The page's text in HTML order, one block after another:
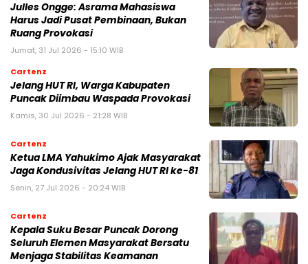
Julles Ongge: Asrama Mahasiswa
Harus Jadi Pusat Pembinaan, Bukan
Ruang Provokasi
Jumat, 31 Jul 2026 - 15:10 WIB
Cartenz
Jelang HUT RI, Warga Kabupaten
Puncak Diimbau Waspada Provokasi
Kamis, 30 Jul 2026 - 21:28 WIB
Cartenz
Ketua LMA Yahukimo Ajak Masyarakat
Jaga Kondusivitas Jelang HUT RI ke-81
Senin, 27 Jul 2026 - 20:24 WIB
Cartenz
Kepala Suku Besar Puncak Dorong
Seluruh Elemen Masyarakat Bersatu
Menjaga Stabilitas Keamanan